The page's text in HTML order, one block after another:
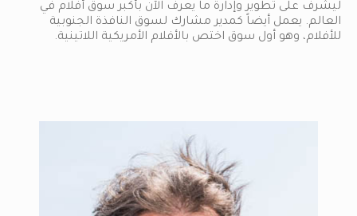
ليشرف على تطوير وإدارة ما يعرف الآن بأكبر سوق أفلام في
العالم. يعمل أيضاً كمدير مشارك لسوق النافذة الجنوبية
للأفلام، وهو أول سوق اختص بالأفلام الأمريكية اللاتينية.